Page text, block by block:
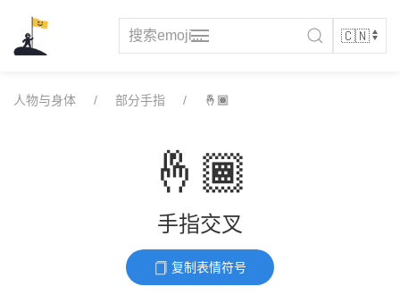
content
人物与身体 部分手指 🤞🏾
🤞🏾
手指交叉
复制表情符号